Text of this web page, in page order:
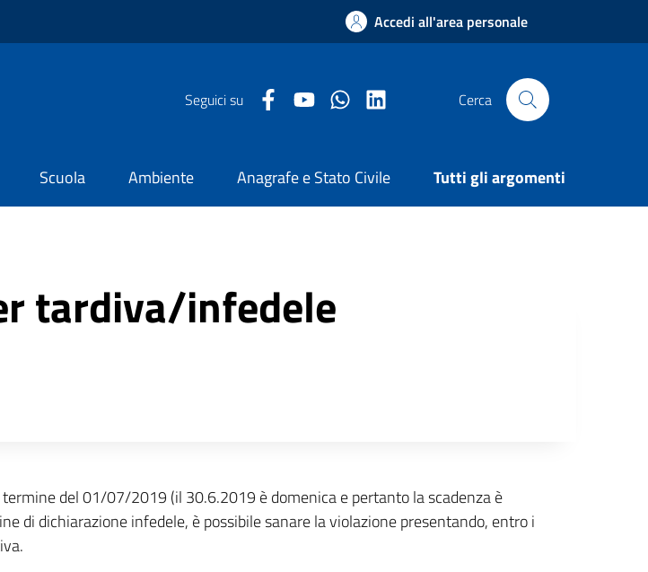
Accedi all'area personale
Seguici su Facebook Comune di Arezzo
Youtube Comune di Arezzo
Twitter Comune di Arezzo
LinkedIn Comune di Arezzo
Cerca
Scuola Ambiente Anagrafe e Stato Civile Tutti gli argomenti
tardiva/infedele
del 01/07/2019 (il 30.6.2019 è domenica e pertanto la scadenza è
dichiarazione infedele, è possibile sanare la violazione presentando, entro i